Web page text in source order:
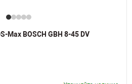
Max BOSCH GBH 8-45 DV